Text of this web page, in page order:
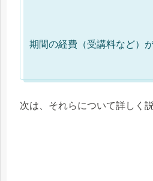
・・・
期間の経費（受講料など）
次は、それらについて詳しく